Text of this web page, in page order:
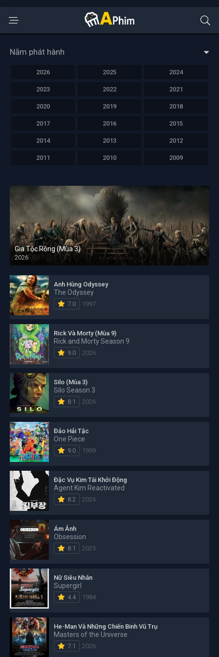
Năm phát hành
2026 2025 2024
2023 2022 2021
2020 2019 2018
2017 2016 2015
2014 2013 2012
2011 2010 2009
Gia Tộc Rồng (Mùa 3)
2026
Anh Hùng Odyssey
The Odyssey
7.0 1997
Rick Và Morty (Mùa 9)
Rick and Morty Season 9
9.0 2026
Silo (Mùa 3)
Silo Season 3
8.1 2026
Đảo Hải Tặc
One Piece
9.0 1999
Đặc Vụ Kim Tái Khởi Động
Agent Kim Reactivated
8.2 2026
Ám Ảnh
Obsession
8.1 2025
Nữ Siêu Nhân
Supergirl
4.4 1984
He-Man Và Những Chiến Binh Vũ Trụ
Masters of the Universe
7.1 2026